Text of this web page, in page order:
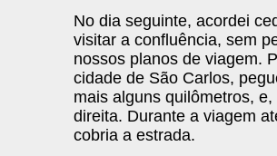
No dia seguinte, acordei
visitar a confluência, sem
nossos planos de viagem.
cidade de São Carlos,
mais alguns quilômetros,
direita. Durante a viagem
cobria a estrada.